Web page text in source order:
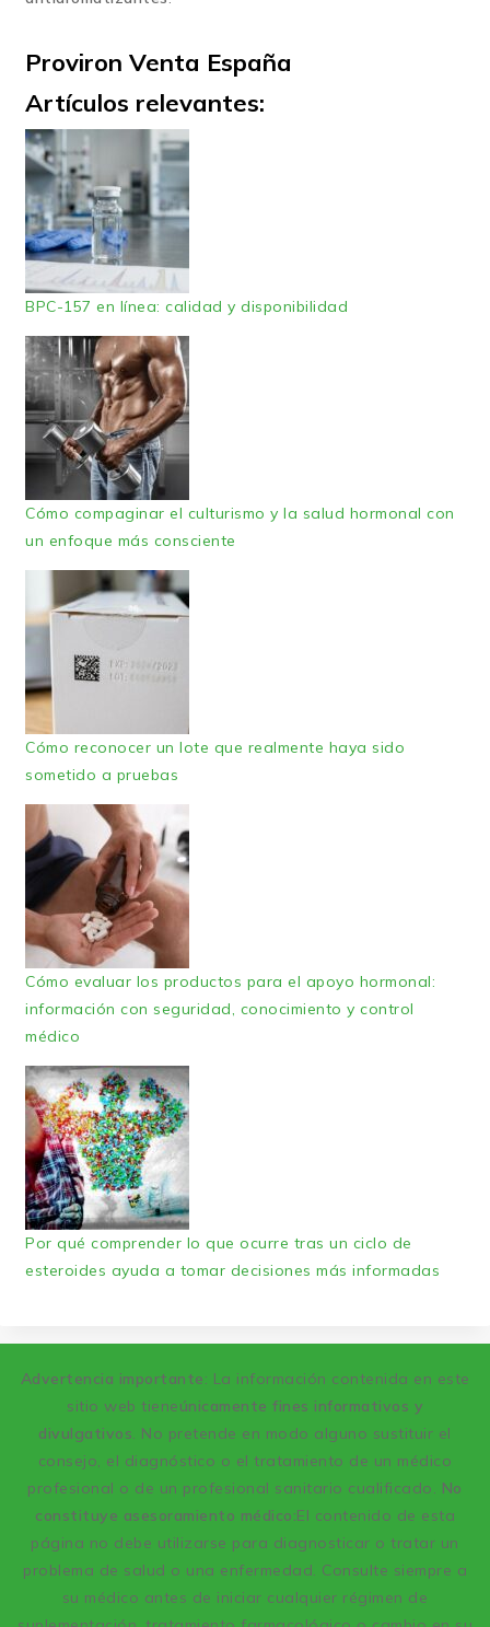
Proviron Venta España
Artículos relevantes:
BPC-157 en línea: calidad y disponibilidad
Cómo compaginar el culturismo y la salud hormonal con
un enfoque más consciente
Cómo reconocer un lote que realmente haya sido
sometido a pruebas
Cómo evaluar los productos para el apoyo hormonal:
información con seguridad, conocimiento y control
médico
Por qué comprender lo que ocurre tras un ciclo de
esteroides ayuda a tomar decisiones más informadas
Advertencia importante: La información contenida en este
sitio web tieneúnicamente fines informativos y
divulgativos. No pretende en modo alguno sustituir el
consejo, el diagnóstico o el tratamiento de un médico
profesional o de un profesional sanitario cualificado. No
constituye asesoramiento médico:El contenido de esta
página no debe utilizarse para diagnosticar o tratar un
problema de salud o una enfermedad. Consulte siempre a
su médico antes de iniciar cualquier régimen de